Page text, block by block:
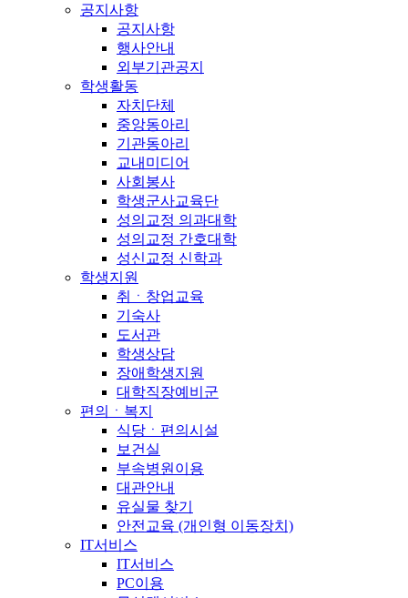
공지사항
공지사항
행사안내
외부기관공지
학생활동
자치단체
중앙동아리
기관동아리
교내미디어
사회봉사
학생군사교육단
성의교정 의과대학
성의교정 간호대학
성신교정 신학과
학생지원
취ㆍ창업교육
기숙사
도서관
학생상담
장애학생지원
대학직장예비군
편의ㆍ복지
식당ㆍ편의시설
보건실
부속병원이용
대관안내
유실물 찾기
안전교육 (개인형 이동장치)
IT서비스
IT서비스
PC이용